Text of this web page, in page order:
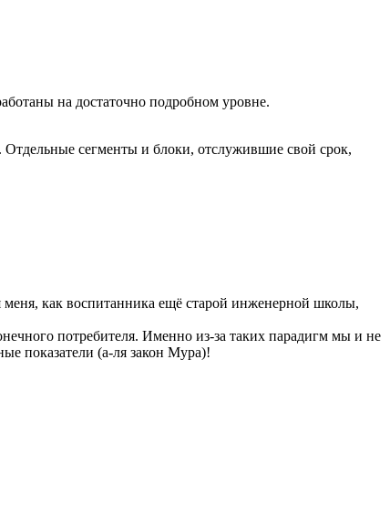
на достаточно подробном уровне.
сегменты и блоки, отслужившие свой срок,
меня, как воспитанника ещё старой инженерной школы,
потребителя. Именно из-за таких парадигм мы и не
показатели (а-ля закон Мура)!